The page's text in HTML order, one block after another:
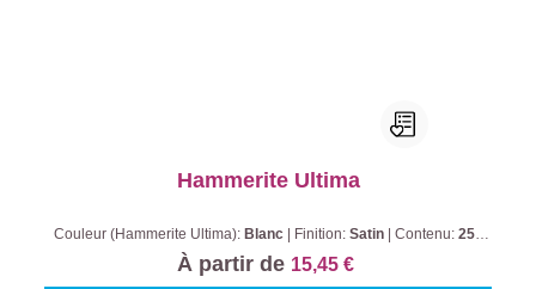
Hammerite Ultima
Couleur (Hammerite Ultima): Blanc Finition: Satin Contenu: 250
À partir de 15,45 €